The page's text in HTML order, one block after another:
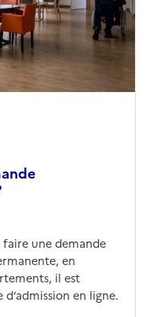
une demande
en
il est
en ligne.